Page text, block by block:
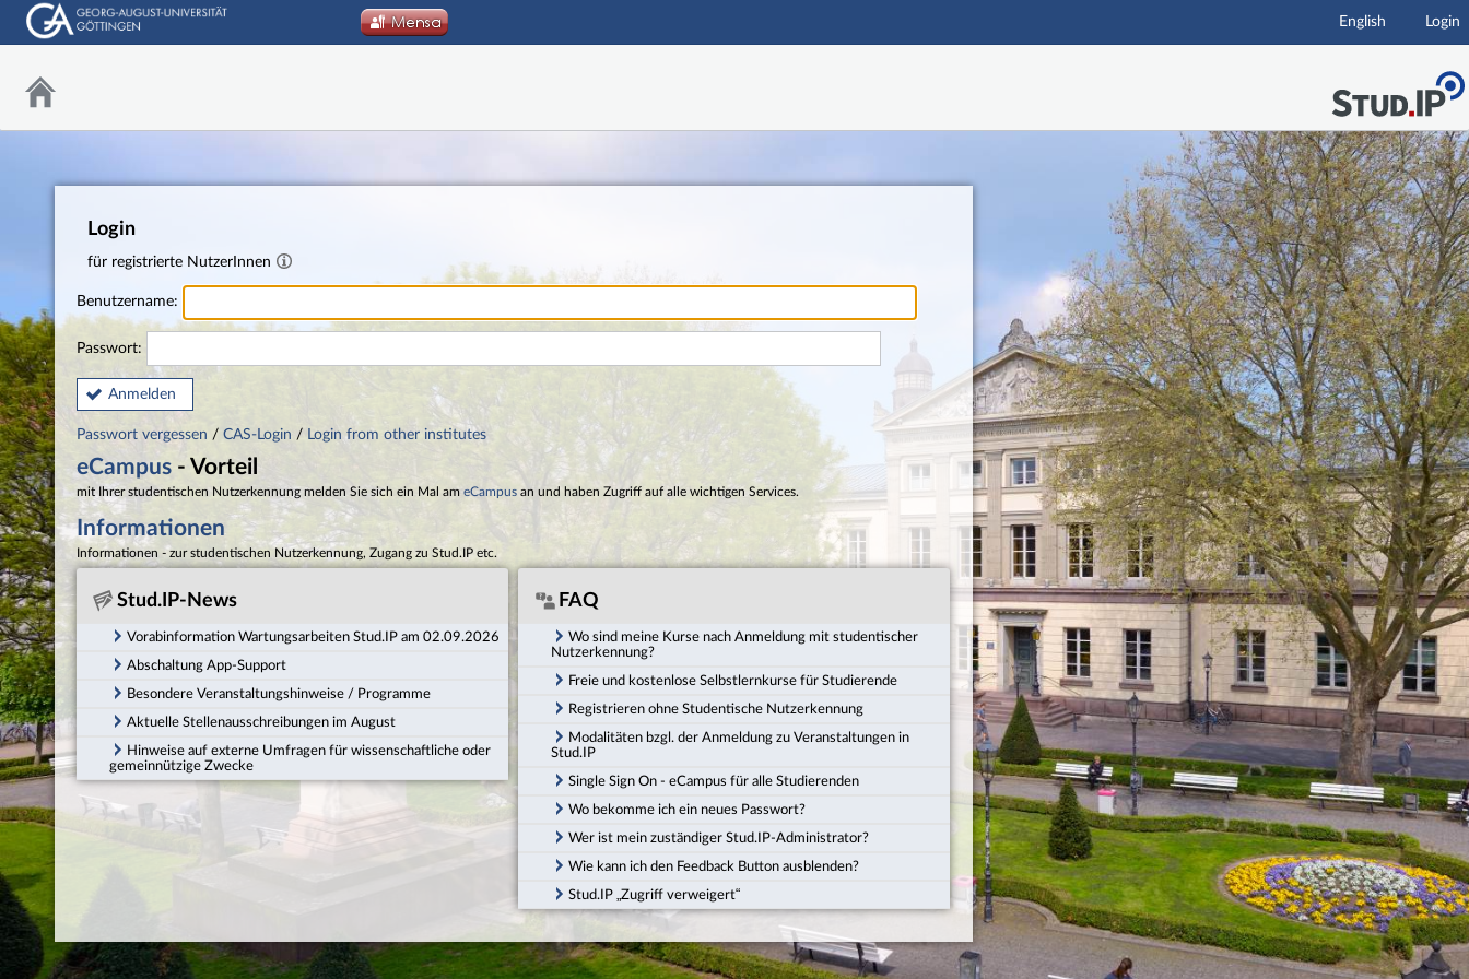
Hauptnavigation
English Login
Login
für registrierte NutzerInnen
Benutzername:
Passwort:
Anmelden
Passwort vergessen / CAS-Login / Login from other institutes
eCampus - Vorteil
mit Ihrer studentischen Nutzerkennung melden Sie sich ein Mal am eCampus an und haben Zugriff auf alle wichtigen Services.
Informationen
Informationen - zur studentischen Nutzerkennung, Zugang zu Stud.IP etc.
Stud.IP-News
Vorabinformation Wartungsarbeiten Stud.IP am 02.09.2026
Abschaltung App-Support
Besondere Veranstaltungshinweise / Programme
Aktuelle Stellenausschreibungen im August
Hinweise auf externe Umfragen für wissenschaftliche oder
gemeinnützige Zwecke
FAQ
Wo sind meine Kurse nach Anmeldung mit studentischer
Nutzerkennung?
Freie und kostenlose Selbstlernkurse für Studierende
Registrieren ohne Studentische Nutzerkennung
Modalitäten bzgl. der Anmeldung zu Veranstaltungen in
Stud.IP
Single Sign On - eCampus für alle Studierenden
Wo bekomme ich ein neues Passwort?
Wer ist mein zuständiger Stud.IP-Administrator?
Wie kann ich den Feedback Button ausblenden?
Stud.IP „Zugriff verweigert“